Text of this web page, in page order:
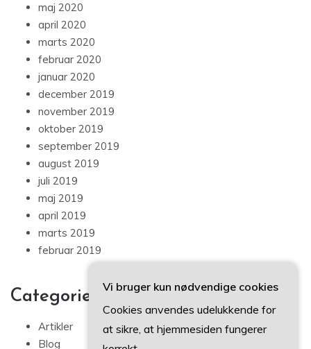
maj 2020
april 2020
marts 2020
februar 2020
januar 2020
december 2019
november 2019
oktober 2019
september 2019
august 2019
juli 2019
maj 2019
april 2019
marts 2019
februar 2019
Categories
Artikler
Blog
Vi bruger kun nødvendige cookies
Cookies anvendes udelukkende for
at sikre, at hjemmesiden fungerer